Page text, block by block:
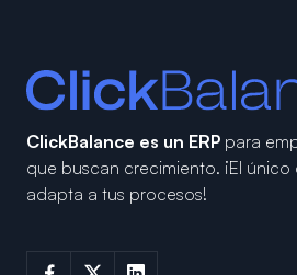
ClickBalance es un ERP para
que buscan crecimiento. ¡El
adapta a tus procesos!